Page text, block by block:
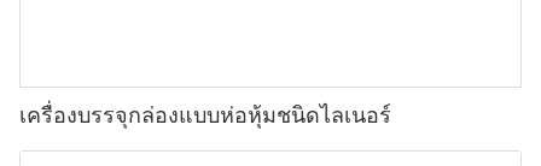
เครื่องบรรจุกล่องแบบห่อหุ้มชนิดไลเนอร์